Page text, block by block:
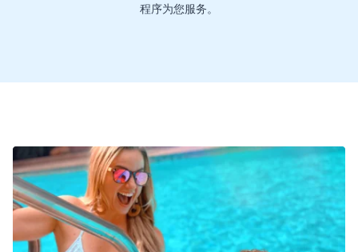
程序为您服务。